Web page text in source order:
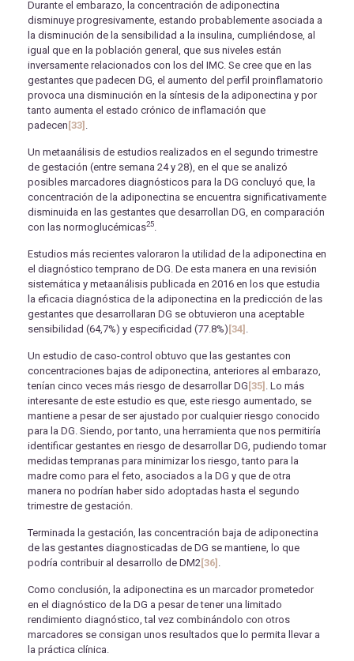
Durante el embarazo, la concentración de adiponectina
disminuye progresivamente, estando probablemente asociada a
la disminución de la sensibilidad a la insulina, cumpliéndose, al
igual que en la población general, que sus niveles están
inversamente relacionados con los del IMC. Se cree que en las
gestantes que padecen DG, el aumento del perfil proinflamatorio
provoca una disminución en la síntesis de la adiponectina y por
tanto aumenta el estado crónico de inflamación que
padecen [33] .
Un metaanálisis de estudios realizados en el segundo trimestre
de gestación (entre semana 24 y 28), en el que se analizó
posibles marcadores diagnósticos para la DG concluyó que, la
concentración de la adiponectina se encuentra significativamente
disminuida en las gestantes que desarrollan DG, en comparación
con las normoglucémicas25.
Estudios más recientes valoraron la utilidad de la adiponectina en
el diagnóstico temprano de DG. De esta manera en una revisión
sistemática y metaanálisis publicada en 2016 en los que estudia
la eficacia diagnóstica de la adiponectina en la predicción de las
gestantes que desarrollaran DG se obtuvieron una aceptable
sensibilidad (64,7%) y especificidad (77.8%) [34] .
Un estudio de caso-control obtuvo que las gestantes con
concentraciones bajas de adiponectina, anteriores al embarazo,
tenían cinco veces más riesgo de desarrollar DG [35] . Lo más
interesante de este estudio es que, este riesgo aumentado, se
mantiene a pesar de ser ajustado por cualquier riesgo conocido
para la DG. Siendo, por tanto, una herramienta que nos permitiría
identificar gestantes en riesgo de desarrollar DG, pudiendo tomar
medidas tempranas para minimizar los riesgo, tanto para la
madre como para el feto, asociados a la DG y que de otra
manera no podrían haber sido adoptadas hasta el segundo
trimestre de gestación.
Terminada la gestación, las concentración baja de adiponectina
de las gestantes diagnosticadas de DG se mantiene, lo que
podría contribuir al desarrollo de DM2 [36] .
Como conclusión, la adiponectina es un marcador prometedor
en el diagnóstico de la DG a pesar de tener una limitado
rendimiento diagnóstico, tal vez combinándolo con otros
marcadores se consigan unos resultados que lo permita llevar a
la práctica clínica.